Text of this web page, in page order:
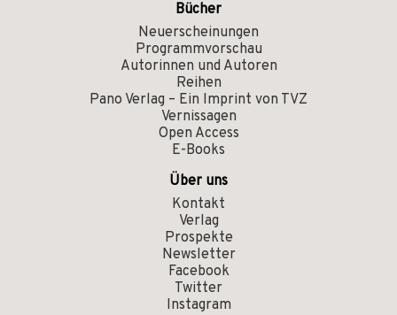
Bücher
Neuerscheinungen
Programmvorschau
Autorinnen und Autoren
Reihen
Pano Verlag – Ein Imprint von TVZ
Vernissagen
Open Access
E-Books
Über uns
Kontakt
Verlag
Prospekte
Newsletter
Facebook
Twitter
Instagram